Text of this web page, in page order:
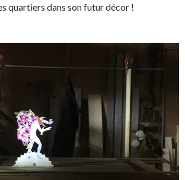
quartiers dans son futur décor !